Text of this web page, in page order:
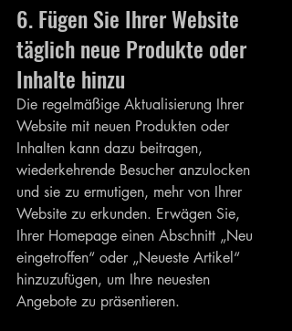
6. Fügen Sie Ihrer Website
täglich neue Produkte oder
Inhalte hinzu
Die regelmäßige Aktualisierung Ihrer
Website mit neuen Produkten oder
Inhalten kann dazu beitragen,
wiederkehrende Besucher anzulocken
und sie zu ermutigen, mehr von Ihrer
Website zu erkunden. Erwägen Sie,
Ihrer Homepage einen Abschnitt „Neu
eingetroffen“ oder „Neueste Artikel“
hinzuzufügen, um Ihre neuesten
Angebote zu präsentieren.